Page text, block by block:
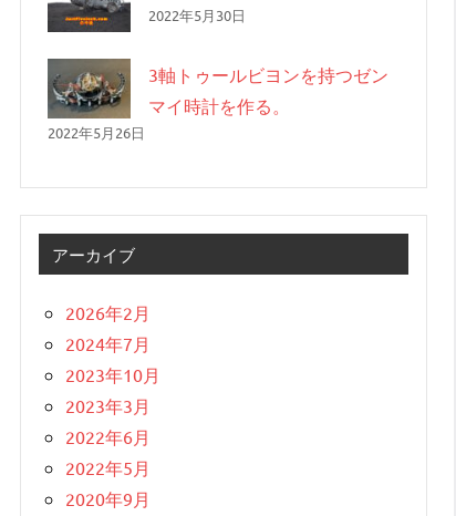
2022年5月30日
3軸トゥールビヨンを持つゼン
マイ時計を作る。
2022年5月26日
アーカイブ
2026年2月
2024年7月
2023年10月
2023年3月
2022年6月
2022年5月
2020年9月